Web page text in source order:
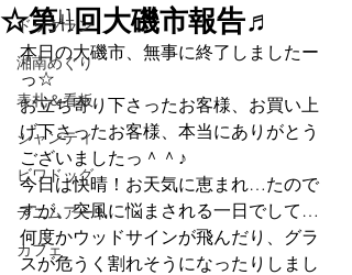
ドッグラン
湘南めぐり
表札＆看板
シャンティ
ビワドッグ
デニムアート
カフェ
☆第41回大磯市報告♬
本日の大磯市、無事に終了しましたー
っ☆
お立ち寄り下さったお客様、お買い上
げ下さったお客様、本当にありがとう
ございましたっ＾＾♪
今日は快晴！お天気に恵まれ…たので
すが、突風に悩まされる一日でして…
何度かウッドサインが飛んだり、グラ
スが危うく割れそうになったりしまし